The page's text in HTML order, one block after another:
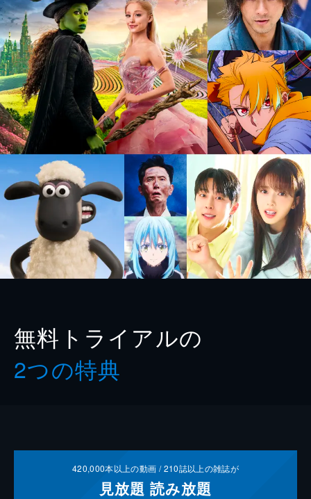
無料トライアルの
2つの特典
420,000本以上の動画 /210誌以上の雑誌が
見放題 読み放題